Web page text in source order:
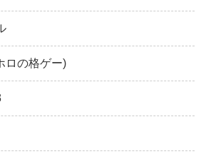
ロの格ゲー)